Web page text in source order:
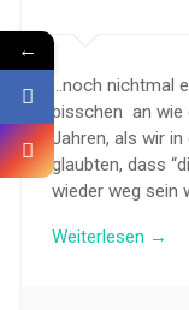
…noch nichtmal
bisschen an wie
Jahren, als wir
glaubten, dass
wieder weg sein
Weiterlesen →
←